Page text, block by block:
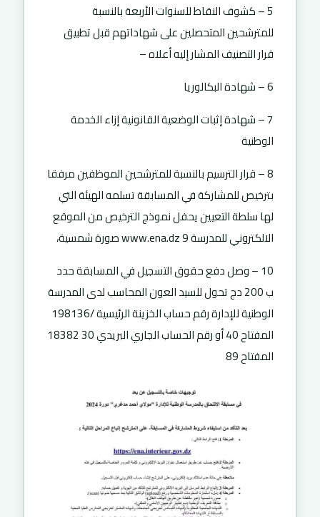
5 – كشوف النقاط للسنوات الأربعة بالنسبة
للمترشحين المتحصلين على شهاداتهم قبل تطبيق
قرار التصنيف المشار إليه أعلاه –
6 – شهادة البكالوريا
7 – شهادة إثبات الوضعية القانونية إزاء الخدمة
الوطنية
8 – قرار الترسيم بالنسبة للمترشحين الموظفين مرفقا
بترخيص للمشاركة في المسابقة تسلمه الهيئة التي
لها سلطة التعيين يحفل نموذج الترخيص من الموقع
الالكتروني للمدرسة 9 www.ena.dz صورة شمسية،
10 – وصل دفع حقوق التسجيل في المسابقة حدد
ب 200 دج تحول للسيد العون المحاسب لدى المدرسة
الوطنية للإدارة رقم حساب الخزينة الرئيسية /198136
المفتاح 40 أو رقم الحساب الجاري البريدي 30 18382
المفتاح 89